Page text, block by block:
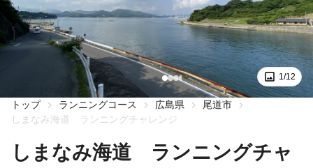
1/12
トップ ランニングコース 広島県
尾道市
しまなみ海道 ランニングチャレンジ
しまなみ海道 ランニングチャ